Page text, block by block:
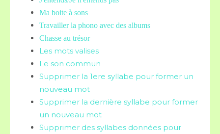
Ma boite à sons
Travailler la phono avec des albums
Chasse au trésor
Les mots valises
Le son commun
Supprimer la 1ere syllabe pour former un
nouveau mot
Supprimer la dernière syllabe pour former
un nouveau mot
Supprimer des syllabes données pour